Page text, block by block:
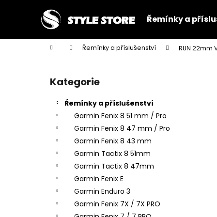
Řemínky a
Domů Řemínky a příslušenství RUN 22mm
Přeskočit
kategorie
Kategorie
Řemínky a příslušenství
Garmin Fenix 8 51 mm / Pro
Garmin Fenix 8 47 mm / Pro
Garmin Fenix 8 43 mm
Garmin Tactix 8 51mm
Garmin Tactix 8 47mm
Garmin Fenix E
Garmin Enduro 3
Garmin Fenix 7X / 7X PRO
í
Zpět
do
Zpět
do